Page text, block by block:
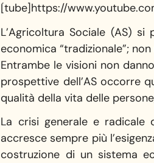
[tube]https://
L’Agricoltura Sociale (AS)
economica “tradizionale”;
Entrambe le visioni non
prospettive dell’AS occorre
qualità della vita delle
La crisi generale e radicale
accresce sempre più
costruzione di un sistema